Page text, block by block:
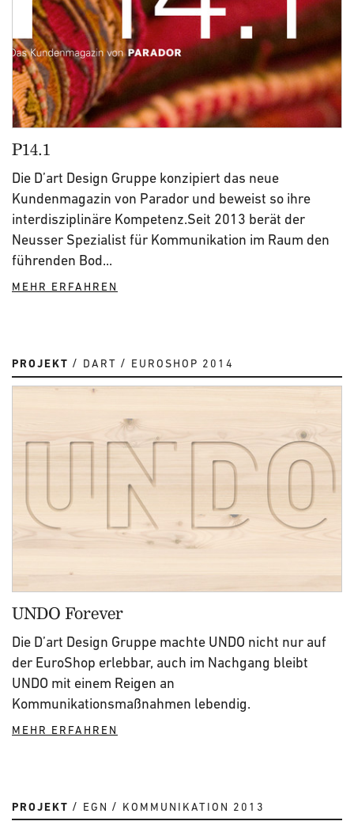
P14.1
Die D’art Design Gruppe konzipiert das neue
Kundenmagazin von Parador und beweist so ihre
interdisziplinäre Kompetenz.Seit 2013 berät der
Neusser Spezialist für Kommunikation im Raum den
führenden Bod...
MEHR ERFAHREN
PROJEKT DART EUROSHOP 2014
UNDO Forever
Die D’art Design Gruppe machte UNDO nicht nur auf
der EuroShop erlebbar, auch im Nachgang bleibt
UNDO mit einem Reigen an
Kommunikationsmaßnahmen lebendig.
MEHR ERFAHREN
PROJEKT EGN KOMMUNIKATION 2013